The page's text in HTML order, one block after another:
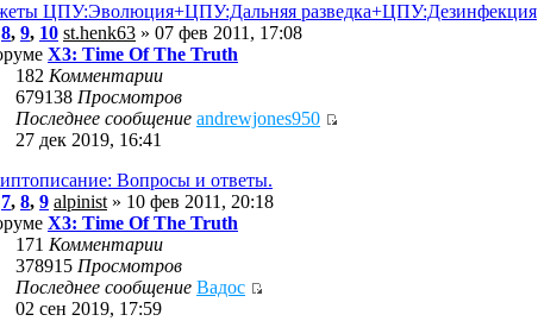
ЦПУ:Эволюция+ЦПУ:Дальняя разведка+ЦПУ:Дезинфекция
8, 9, 10 st.henk63 » 07 фев 2011, 17:08
X3: Time Of The Truth
182 Комментарии
679138 Просмотров
Последнее сообщение andrewjones950
27 дек 2019, 16:41
Вопросы и ответы.
7, 8, 9 alpinist » 10 фев 2011, 20:18
X3: Time Of The Truth
171 Комментарии
378915 Просмотров
Последнее сообщение Вадос
02 сен 2019, 17:59